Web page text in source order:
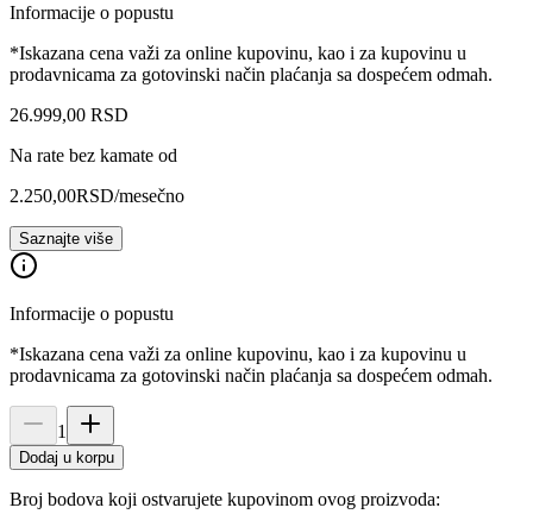
Informacije o popustu
*Iskazana cena važi za online kupovinu, kao i za kupovinu u
prodavnicama za gotovinski način plaćanja sa dospećem odmah.
26.999,00 RSD
Na rate bez kamate od
2.250,00RSD/mesečno
Saznajte više
Informacije o popustu
*Iskazana cena važi za online kupovinu, kao i za kupovinu u
prodavnicama za gotovinski način plaćanja sa dospećem odmah.
1
Dodaj u korpu
Broj bodova koji ostvarujete kupovinom ovog proizvoda: